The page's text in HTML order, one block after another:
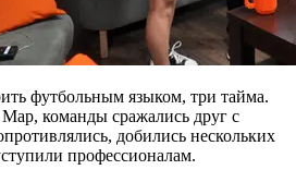
футбольным языком, три тайма.
команды сражались друг с
добились нескольких
профессионалам.